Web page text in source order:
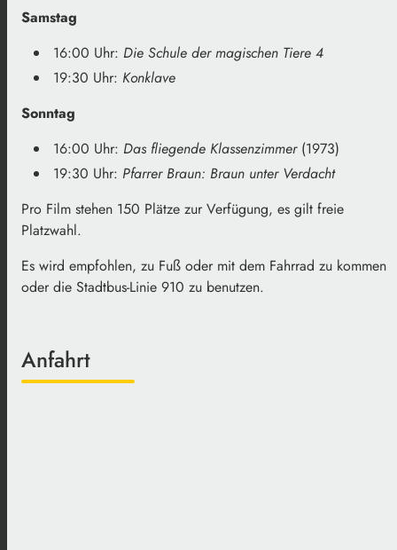
Samstag
16:00 Uhr: Die Schule der magischen Tiere 4
19:30 Uhr: Konklave
Sonntag
16:00 Uhr: Das fliegende Klassenzimmer(1973)
19:30 Uhr: Pfarrer Braun: Braun unter Verdacht
Pro Film stehen 150 Plätze zur Verfügung, es gilt freie
Platzwahl.
Es wird empfohlen, zu Fuß oder mit dem Fahrrad zu kommen
oder die Stadtbus-Linie 910 zu benutzen.
Anfahrt